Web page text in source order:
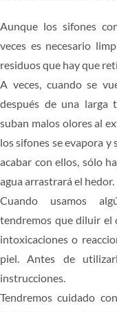
Aunque los sifones
veces es necesario
residuos que hay que
A veces, cuando se
después de una larga
suban malos olores al
los sifones se evapora y
acabar con ellos, sólo
agua arrastrará el hedor.
Cuando usamos
tendremos que diluir el
intoxicaciones o
piel. Antes de
instrucciones.
Tendremos cuidado